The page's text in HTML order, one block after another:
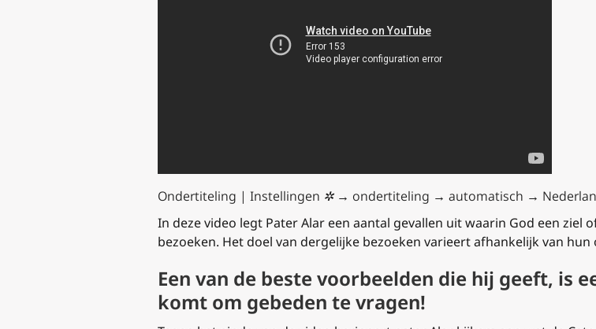
Ondertiteling | Instellingen ✲ → ondertiteling → automatisch →
In deze video legt Pater Alar een aantal gevallen uit waarin God een ziel
bezoeken. Het doel van dergelijke bezoeken varieert afhankelijk van
Een van de beste voorbeelden die hij geeft, is
komt om gebeden te vragen!